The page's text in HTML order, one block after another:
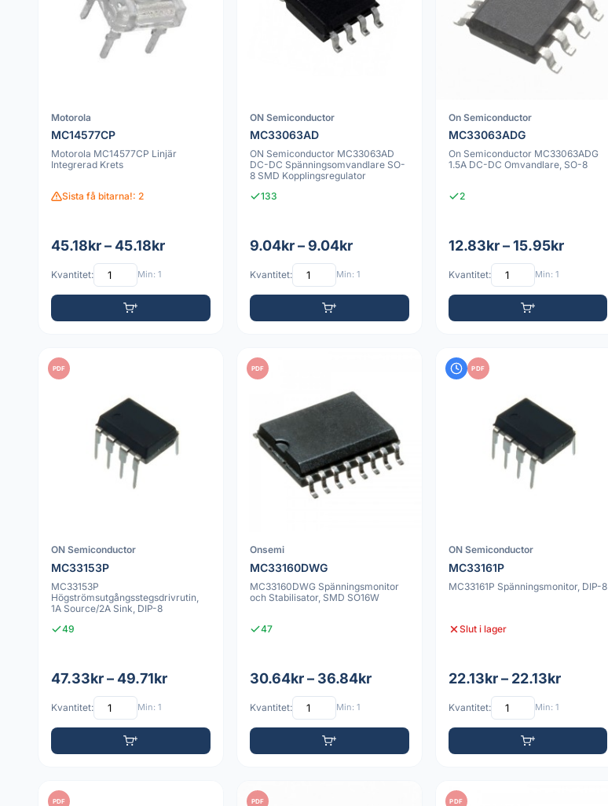
Motorola
MC14577CP
Motorola MC14577CP Linjär
Integrerad Krets
Sista få bitarna!: 2
45.18kr – 45.18kr
Kvantitet: Min: 1
ON Semiconductor
MC33063AD
ON Semiconductor MC33063AD
DC-DC Spänningsomvandlare SO-
8 SMD Kopplingsregulator
133
9.04kr – 9.04kr
Kvantitet: Min: 1
On Semiconductor
MC33063ADG
On Semiconductor MC33063ADG
1.5A DC-DC Omvandlare, SO-8
2
12.83kr – 15.95kr
Kvantitet: Min: 1
PDF
ON Semiconductor
MC33153P
MC33153P
Högströmsutgångsstegsdrivrutin,
1A Source/2A Sink, DIP-8
49
47.33kr – 49.71kr
Kvantitet: Min: 1
PDF
Onsemi
MC33160DWG
MC33160DWG Spänningsmonitor
och Stabilisator, SMD SO16W
47
30.64kr – 36.84kr
Kvantitet: Min: 1
PDF
ON Semiconductor
MC33161P
MC33161P Spänningsmonitor, DIP-8
Slut i lager
22.13kr – 22.13kr
Kvantitet: Min: 1
PDF PDF PDF